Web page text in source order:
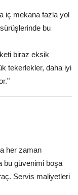
iç mekana fazla yol
bu
biraz eksik
tekerlekler, daha iyi
her zaman
bu güvenimi boşa
Servis maliyetleri